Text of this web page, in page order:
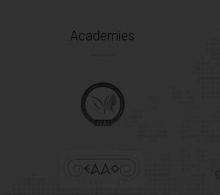
Academies